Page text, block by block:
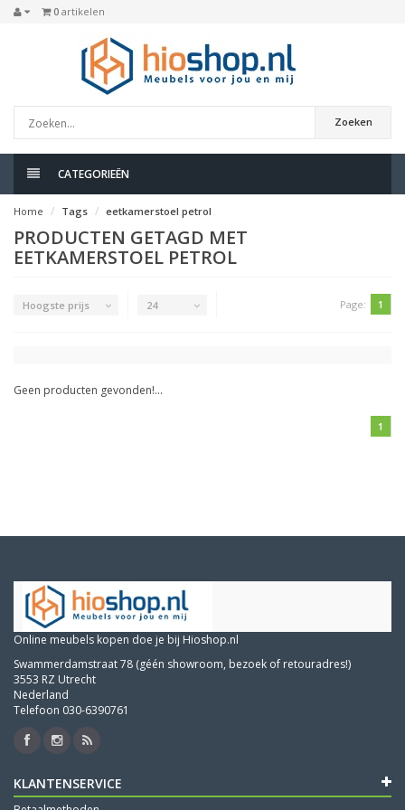
0 artikelen
Zoeken
CATEGORIEËN
Home Tags eetkamerstoel petrol
PRODUCTEN GETAGD MET
EETKAMERSTOEL PETROL
Hoogste prijs 24 Page: 1
Geen producten gevonden!...
1
Online meubels kopen doe je bij Hioshop.nl
Swammerdamstraat 78 (géén showroom, bezoek of retouradres!)
3553 RZ Utrecht
Nederland
Telefoon 030-6390761
KLANTENSERVICE